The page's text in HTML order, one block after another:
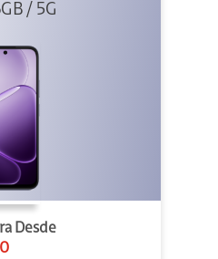
/ 5G
Desde